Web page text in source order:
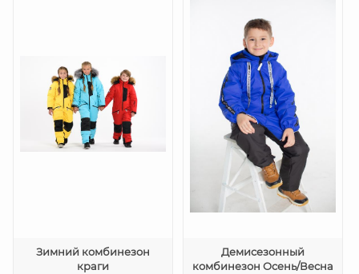
Зимний комбинезон
краги
Демисезонный
комбинезон Осень/Весна